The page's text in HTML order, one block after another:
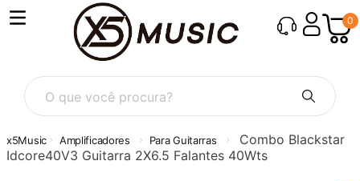
0
O que você procura?
Amplificadores Para Guitarras
Combo Blackstar
Idcore40V3 Guitarra 2X6.5 Falantes 40Wts